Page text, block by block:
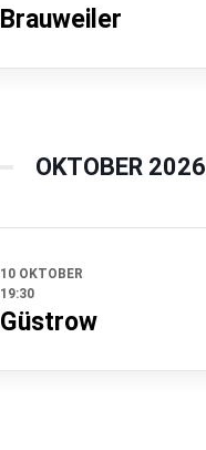
Brauweiler
OKTOBER 2026
10 OKTOBER
19:30
Güstrow